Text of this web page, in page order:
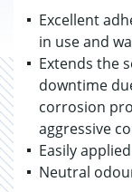
Excellent
in use and
Extends the
downtime
corrosion
aggressive
Easily
Neutral